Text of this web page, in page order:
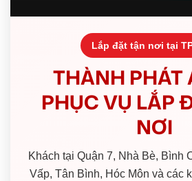
Lắp đặt tận nơi tại
THÀNH PHÁT
PHỤC VỤ LẮP
NƠI
Khách tại Quận 7, Nhà Bè, Bình
Vấp, Tân Bình, Hóc Môn và các